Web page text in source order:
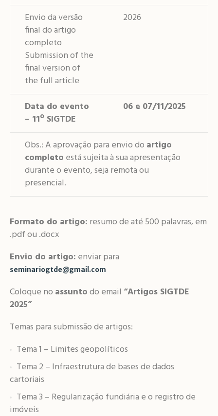
Envio da versão
final do artigo
completo
Submission of the
final version of
the full article
2026
Data do evento
– 11º SIGTDE
06 e 07/11/2025
Obs.: A aprovação para envio do artigo
completo está sujeita à sua apresentação
durante o evento, seja remota ou
presencial.
Formato do artigo: resumo de até 500 palavras, em
.pdf ou .docx
Envio do artigo: enviar para
seminariogtde@gmail.com
Coloque no assuntodo email “Artigos SIGTDE
2025”
Temas para submissão de artigos:
Tema 1 – Limites geopolíticos
Tema 2 – Infraestrutura de bases de dados
cartoriais
Tema 3 – Regularização fundiária e o registro de
imóveis